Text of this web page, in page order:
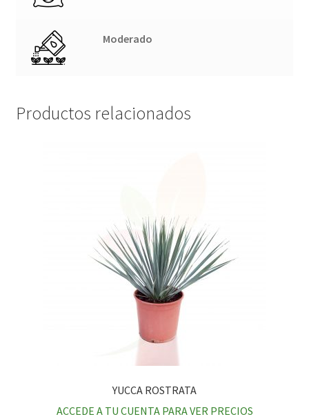
Moderado
Productos relacionados
YUCCA ROSTRATA
ACCEDE A TU CUENTA PARA VER PRECIOS